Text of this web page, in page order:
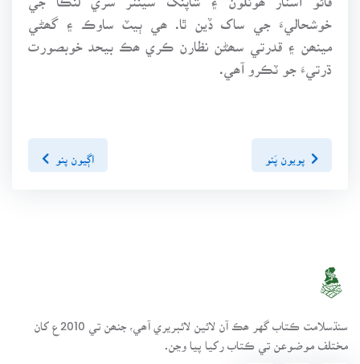
خوشحاليءَ جي ساک ڏين ٿا. ھي ٻيٽ ساوڪ ۽ گھڻي
مينھن ۽ قدرتي سھڻن نظارن ڪري ھڪ بيحد خوبصورت
ڌرتيءَ جو ٽڪرو آھي.
پويون پَنو اڳيون پنو
سنڌسلامت ڪتاب گهر ھڪ آن لائين لائبريري آھي، جنھن تي 2010ع کان
مختلف موضوعن تي ڪتاب رکيا پيا وڃن.